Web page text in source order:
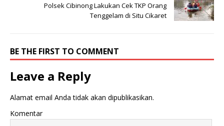
Polsek Cibinong Lakukan Cek TKP Orang
Tenggelam di Situ Cikaret
BE THE FIRST TO COMMENT
Leave a Reply
Alamat email Anda tidak akan dipublikasikan.
Komentar